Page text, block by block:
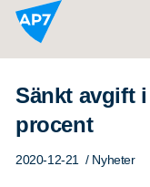
Hoppa till innehållet
Sänkt avgift
procent
2020-12-21 / Nyheter